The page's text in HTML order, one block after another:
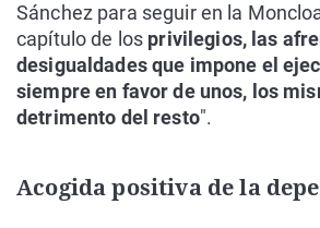
Sánchez para seguir en la
capítulo de los privilegios, las
desigualdades que impone el
siempre en favor de unos, los
detrimento del resto".
Acogida positiva de la